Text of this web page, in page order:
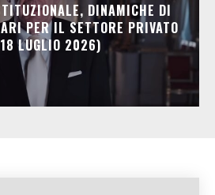
DINAMICHE DI
PER IL SETTORE PRIVATO
LUGLIO 2026)